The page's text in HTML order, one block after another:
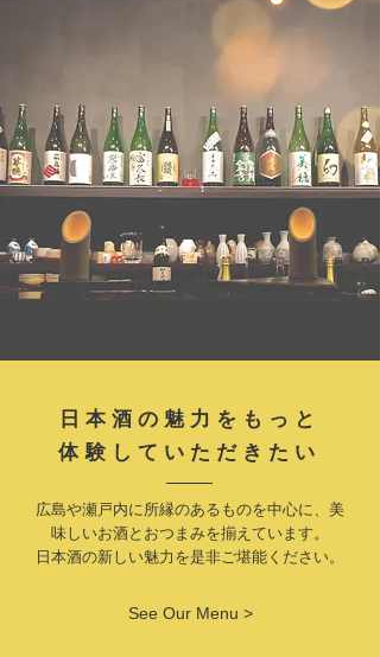
日本酒の魅力をもっと
​体験して いただきたい
​広島や瀬戸内に所縁のあるものを中心に、美
味しいお酒とおつまみを揃えています。
​日本酒の新しい魅力を是非ご堪能ください。
See Our Menu >